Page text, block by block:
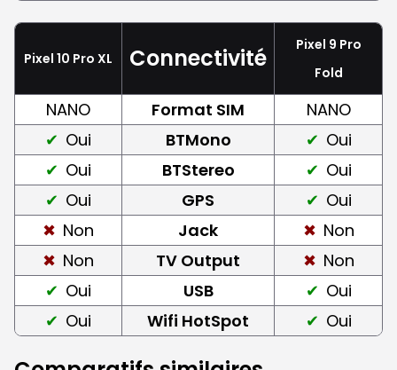
Pixel 10 Pro XL Connectivité
Pixel 9 Pro
Fold
NANO Format SIM
NANO
Oui
BTMono
Oui
Oui
BTStereo
Oui
Oui
GPS
Oui
Non
Jack
Non
Non
TV Output
Non
Oui
USB
Oui
Oui
Wifi HotSpot Oui